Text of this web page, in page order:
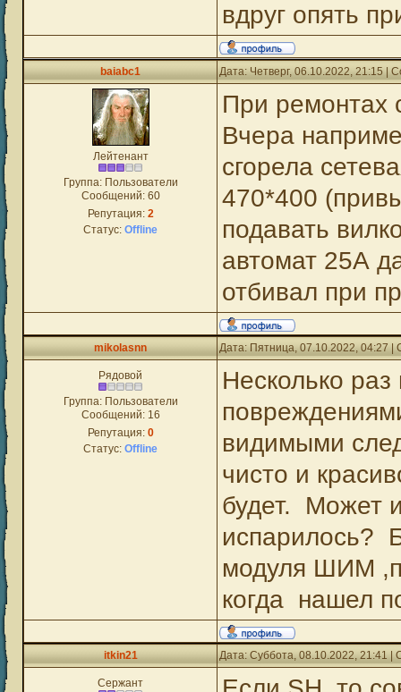
вдруг опять
baiabc1 Дата: Четверг, 06.10.2022, 21:15 |
Лейтенант
Группа: Пользователи
Сообщений: 60
Репутация: 2
Статус: Offline
При ремонтах
Вчера
сгорела
470*400
подавать
автомат 25А
отбивал при
mikolasnn Дата: Пятница, 07.10.2022, 04:27
Рядовой
Группа: Пользователи
Сообщений: 16
Репутация: 0
Статус: Offline
Несколько
видимыми
чисто и
будет. Может
испарилось?
модуля ШИМ
когда нашел
itkin21 Дата: Суббота, 08.10.2022, 21:41
Сержант